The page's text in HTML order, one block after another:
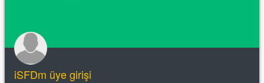
iSFDm üye girişi